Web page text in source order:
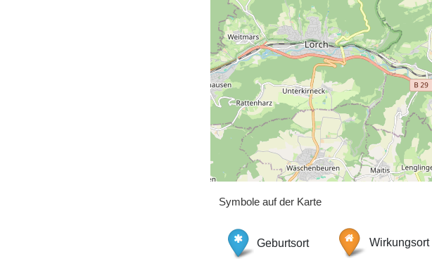
Symbole auf der Karte
Geburtsort Wirkungsort